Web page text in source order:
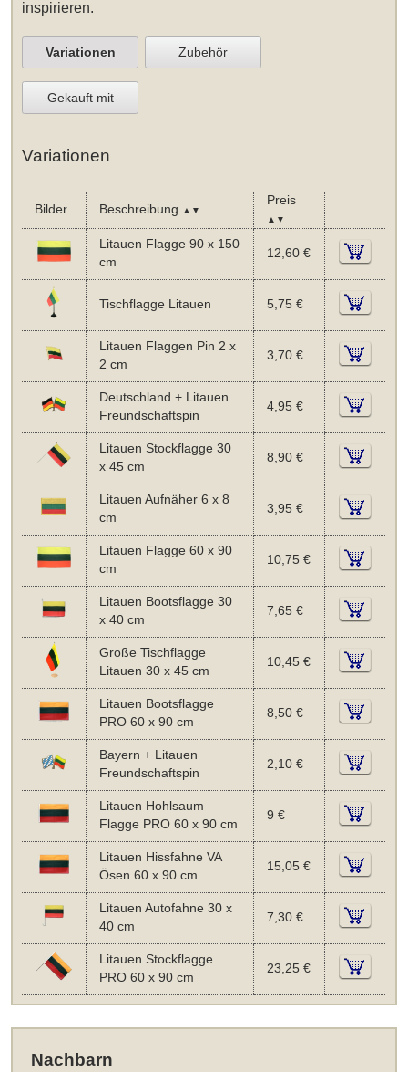
inspirieren.
Variationen Zubehör
Gekauft mit
Variationen
Bilder Beschreibung ▲▼
Preis
▲▼
Litauen Flagge 90 x 150
cm
12,60 €
Tischflagge Litauen 5,75 €
Litauen Flaggen Pin 2 x
2 cm
3,70 €
Deutschland + Litauen
Freundschaftspin
4,95 €
Litauen Stockflagge 30
x 45 cm
8,90 €
Litauen Aufnäher 6 x 8
cm
3,95 €
Litauen Flagge 60 x 90
cm
10,75 €
Litauen Bootsflagge 30
x 40 cm
7,65 €
Große Tischflagge
Litauen 30 x 45 cm
10,45 €
Litauen Bootsflagge
PRO 60 x 90 cm
8,50 €
Bayern + Litauen
Freundschaftspin
2,10 €
Litauen Hohlsaum
Flagge PRO 60 x 90 cm
9 €
Litauen Hissfahne VA
Ösen 60 x 90 cm
15,05 €
Litauen Autofahne 30 x
40 cm
7,30 €
Litauen Stockflagge
PRO 60 x 90 cm
23,25 €
Nachbarn